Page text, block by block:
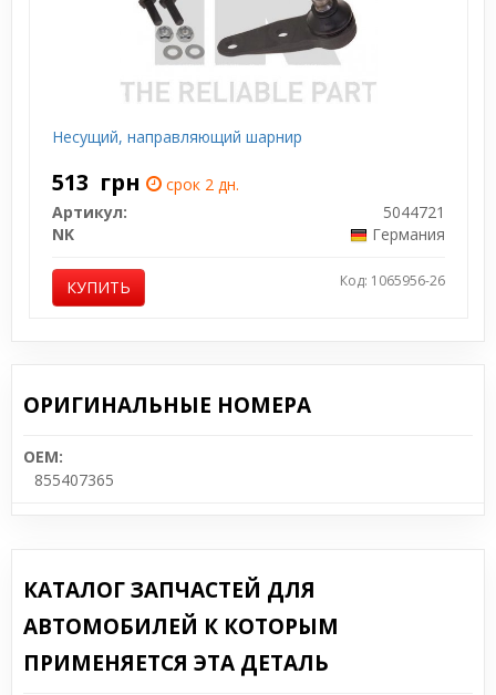
Несущий, направляющий шарнир
513 грн
срок 2 дн.
Артикул:
5044721
NK
Германия
КУПИТЬ Код: 1065956-26
ОРИГИНАЛЬНЫЕ НОМЕРА
OEM:
855407365
КАТАЛОГ ЗАПЧАСТЕЙ ДЛЯ
АВТОМОБИЛЕЙ К КОТОРЫМ
ПРИМЕНЯЕТСЯ ЭТА ДЕТАЛЬ